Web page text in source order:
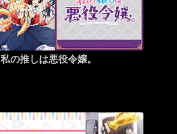
私の推しは悪役令嬢。